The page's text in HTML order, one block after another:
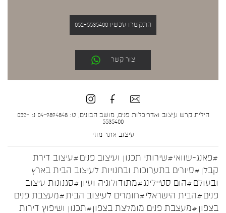
התקשרו עכשיו 052-5535400
צור קשר
הילית קרש עיצוב ואדריכלות פנים, מושב הבונים, ט: 04-9894848 נ: 052-
5535400
עיצוב אתר מוזי
#פאנג-שוואי#שירותי תכנון ועיצוב פנים#עיצוב דירת
קבלן #סיורים בתערוכות ובחנויות לעיצוב הבית בארץ
ובעולם#הום סטיילינג#מתודולוגיה ועיון #סגנונות עיצוב
פנים#הבית הישראלי#חומרים לעיצוב הבית#מעצבת פנים
בצפון #מעצבת פנים מומלצת בצפון#תכנון ושיפוץ דירות